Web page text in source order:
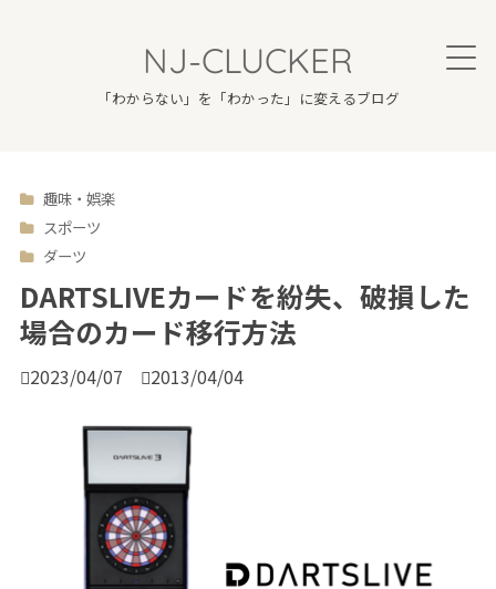
NJ-CLUCKER
「わからない」を「わかった」に変えるブログ
趣味・娯楽
スポーツ
ダーツ
DARTSLIVEカードを紛失、破損した
場合のカード移行方法
2023/04/07 2013/04/04